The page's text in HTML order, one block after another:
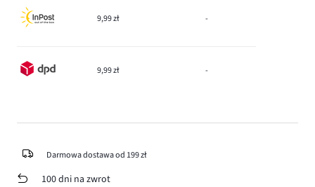
9,99 zł -
9,99 zł -
Darmowa dostawa od 199 zł
100 dni na zwrot